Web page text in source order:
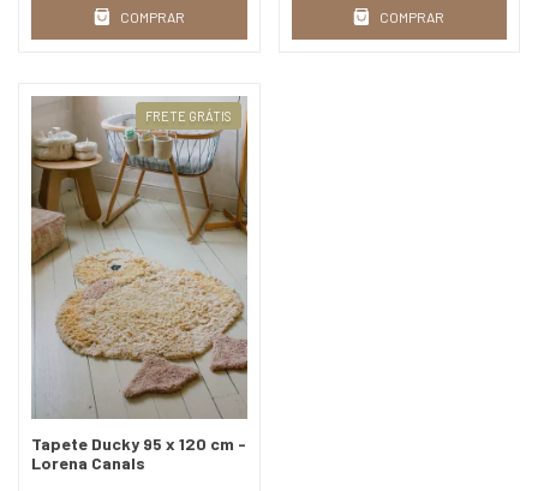
COMPRAR COMPRAR
FRETE GRÁTIS
Tapete Ducky 95 x 120 cm -
Lorena Canals